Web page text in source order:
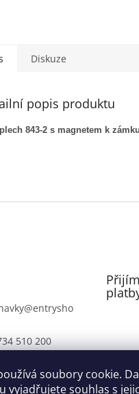
soubory cookie.
vyjadřujete souhlas s
Diskuze
popis produktu
843-2 s magnetem k
@entrysho
510 200